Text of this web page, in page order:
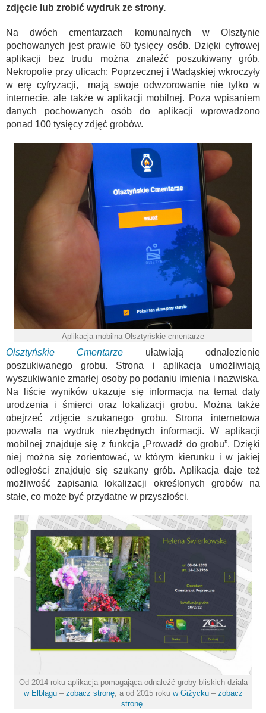
zdjęcie lub zrobić wydruk ze strony.
Na dwóch cmentarzach komunalnych w Olsztynie
pochowanych jest prawie 60 tysięcy osób. Dzięki cyfrowej
aplikacji bez trudu można znaleźć poszukiwany grób.
Nekropolie przy ulicach: Poprzecznej i Wadąskiej wkroczyły
w erę cyfryzacji, mają swoje odwzorowanie nie tylko w
internecie, ale także w aplikacji mobilnej. Poza wpisaniem
danych pochowanych osób do aplikacji wprowadzono
ponad 100 tysięcy zdjęć grobów.
Aplikacja mobilna Olsztyńskie cmentarze
Olsztyńskie Cmentarze ułatwiają odnalezienie
poszukiwanego grobu. Strona i aplikacja umożliwiają
wyszukiwanie zmarłej osoby po podaniu imienia i nazwiska.
Na liście wyników ukazuje się informacja na temat daty
urodzenia i śmierci oraz lokalizacji grobu. Można także
obejrzeć zdjęcie szukanego grobu. Strona internetowa
pozwala na wydruk niezbędnych informacji. W aplikacji
mobilnej znajduje się z funkcja „Prowadź do grobu”. Dzięki
niej można się zorientować, w którym kierunku i w jakiej
odległości znajduje się szukany grób. Aplikacja daje też
możliwość zapisania lokalizacji określonych grobów na
stałe, co może być przydatne w przyszłości.
Od 2014 roku aplikacja pomagająca odnaleźć groby bliskich działa
w Elblągu– zobacz stronę, a od 2015 rokuw Giżycku– zobacz
stronę